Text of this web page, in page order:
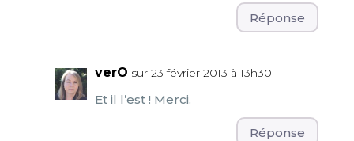
Réponse
verO sur 23 février 2013 à 13h30
Et il l’est ! Merci.
Réponse